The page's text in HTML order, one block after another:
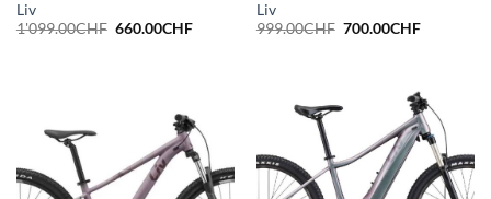
Liv
1'099.00CHF Le
660.00CHFLe
Liv
999.00CHF Le
700.00CHFLe